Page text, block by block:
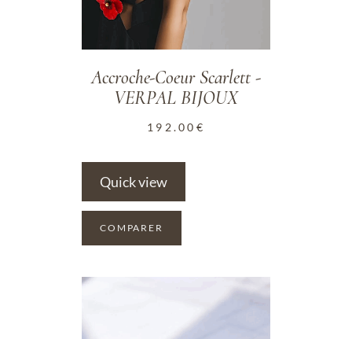
Accroche-Coeur Scarlett -
VERPAL BIJOUX
192.00 €
Quick view
COMPARER